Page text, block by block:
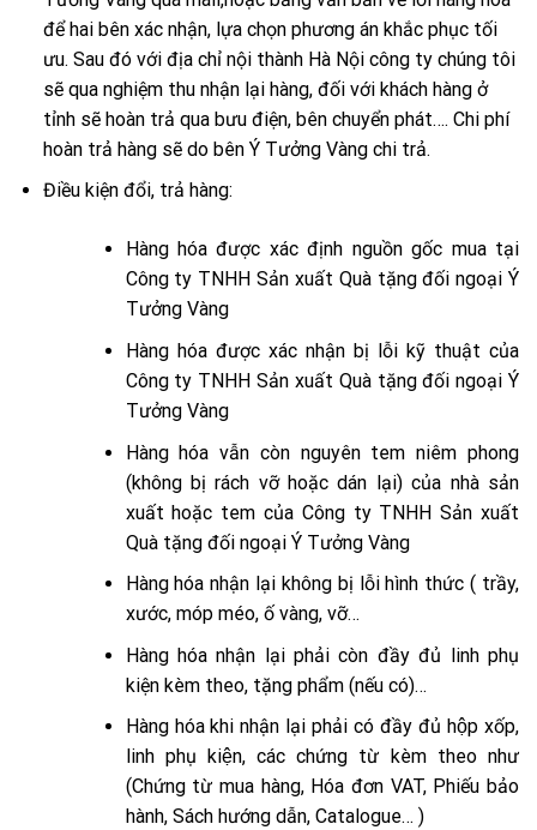
để hai bên xác nhận, lựa chọn phương án khắc phục tối
ưu. Sau đó với địa chỉ nội thành Hà Nội công ty chúng tôi
sẽ qua nghiệm thu nhận lại hàng, đối với khách hàng ở
tỉnh sẽ hoàn trả qua bưu điện, bên chuyển phát…. Chi phí
hoàn trả hàng sẽ do bên Ý Tưởng Vàng chi trả.
Điều kiện đổi, trả hàng:
Hàng hóa được xác định nguồngốc mua tại
Công ty TNHH Sản xuất Quà tặng đối ngoại Ý
Tưởng Vàng
Hàng hóa được xác nhận bị lỗi kỹ thuật của
Công ty TNHH Sản xuất Quà tặng đối ngoại Ý
Tưởng Vàng
Hàng hóa vẫn còn nguyên tem niêm phong
(không bị rách vỡ hoặc dán lại) của nhà sản
xuất hoặc tem của Công ty TNHH Sản xuất
Quà tặng đối ngoại Ý Tưởng Vàng
Hàng hóa nhận lại không bị lỗi hình thức ( trầy,
xước, móp méo, ố vàng, vỡ…
Hàng hóa nhận lại phải còn đầy đủ linh phụ
kiện kèm theo, tặng phẩm (nếu có)…
Hàng hóa khi nhận lại phải có đầy đủ hộp xốp,
linh phụ kiện, các chứng từ kèm theo như
(Chứng từ mua hàng, Hóa đơn VAT, Phiếu bảo
hành, Sách hướng dẫn, Catalogue… )